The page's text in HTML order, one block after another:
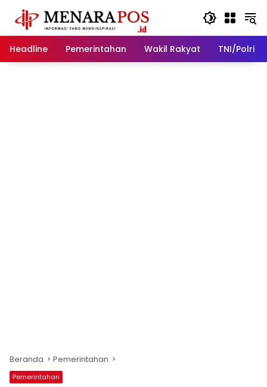
konten
Headline
Pemerintahan Wakil Rakyat TNI/Polri
Beranda Pemerintahan
Pemerintahan